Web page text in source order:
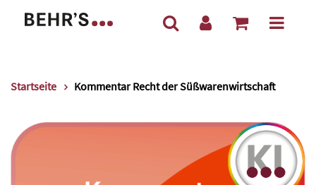
Startseite Kommentar Recht der Süßwarenwirtschaft